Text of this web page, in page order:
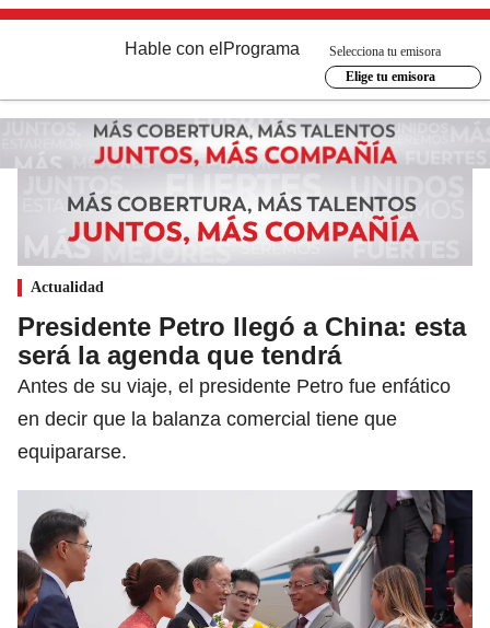
Hable con el Programa
Selecciona tu emisora
Elige tu emisora
Actualidad
Presidente Petro llegó a China: esta
será la agenda que tendrá
Antes de su viaje, el presidente Petro fue enfático
en decir que la balanza comercial tiene que
equipararse.